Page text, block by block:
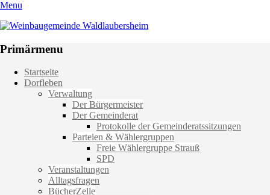
Menu
Weinbaugemeinde Waldlaubersheim
Primärmenu
Weiter
zum
Startseite
Dorfleben
Verwaltung
Der Bürgermeister
Der Gemeinderat
Protokolle der Gemeinderatssitzungen
Parteien & Wählergruppen
Freie Wählergruppe Strauß
SPD
Veranstaltungen
Alltagsfragen
BücherZelle